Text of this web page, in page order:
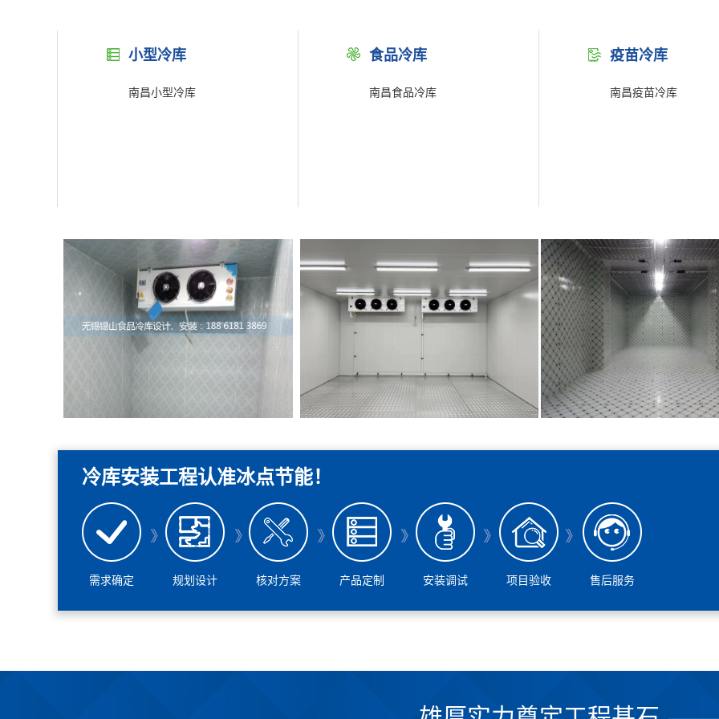
小型冷库
南昌小型冷库
食品冷库
南昌食品冷库
疫苗冷库
南昌疫苗冷库
冷库安装工程认准冰点节能！
需求确定 规划设计 核对方案 产品定制 安装调试 项目验收 售后服务